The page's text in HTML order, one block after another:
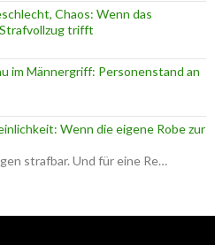
Chaos: Wenn das
trifft
im Männergriff: Personenstand an
Wenn die eigene Robe zur
strafbar. Und für eine Re…